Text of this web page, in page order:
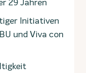
29 Jahren
Initiativen
und Viva con